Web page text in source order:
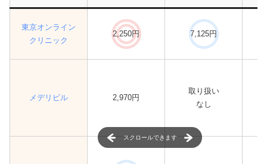
東京オンライン
クリニック
2,250円 7,125円
メデリピル 2,970円
取り扱い
なし
スクロールできます